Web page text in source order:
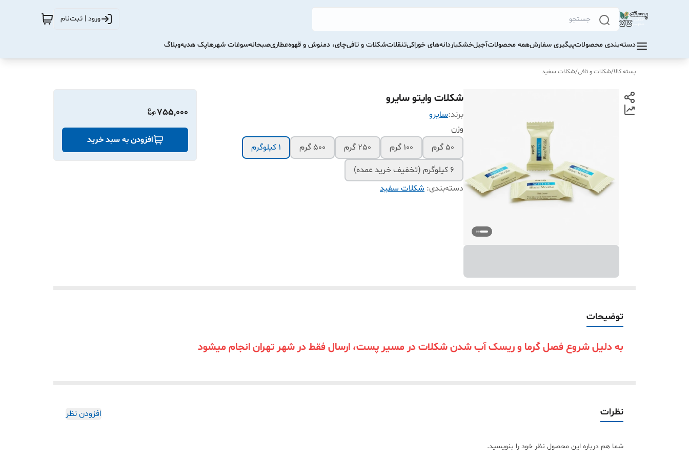
ورود | ثبت‌نام
دسته‌بندی محصولاتپیگیری سفارشهمه محصولاتآجیلخشکباردانه‌های خوراکیتنقلاتشکلات و تافیچای، دمنوش و قهوهعطاریصبحانهسوغات شهرهاپک هدیهوبلاگ
پسته کالا/شکلات و تافی/شکلات سفید
شکلات وایتو سایرو
برند:سایرو
وزن
50 گرم
100 گرم 250 گرم 500 گرم
1 کیلوگرم
6 کیلوگرم (تخفیف خرید عمده)
دسته‌بندی: شکلات سفید
755,000
افزودن به سبد خرید
توضیحات
به دلیل شروع فصل گرما و ریسک آب شدن شکلات در مسیر پست، ارسال فقط در شهر تهران انجام میشود
نظرات افزودن نظر
شما هم درباره این محصول نظر خود را بنویسید.